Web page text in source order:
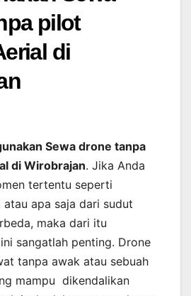
pilot
di
Sewa drone tanpa
di Wirobrajan. Jika Anda
tertentu seperti
atau apa saja dari sudut
maka dari itu
sangatlah penting. Drone
tanpa awak atau sebuah
mampu dikendalikan